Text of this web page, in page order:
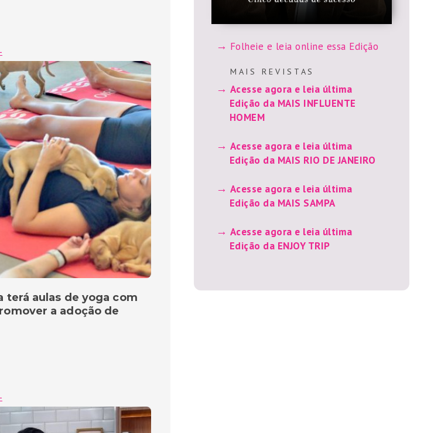
terá aulas de yoga com
a adoção de
Folheie e leia online essa Edição
M A I S R E V I S T A S
Acesse agora e leia última
Edição da MAIS INFLUENTE
HOMEM
Acesse agora e leia última
Edição da MAIS RIO DE JANEIRO
Acesse agora e leia última
Edição da MAIS SAMPA
Acesse agora e leia última
Edição da ENJOY TRIP